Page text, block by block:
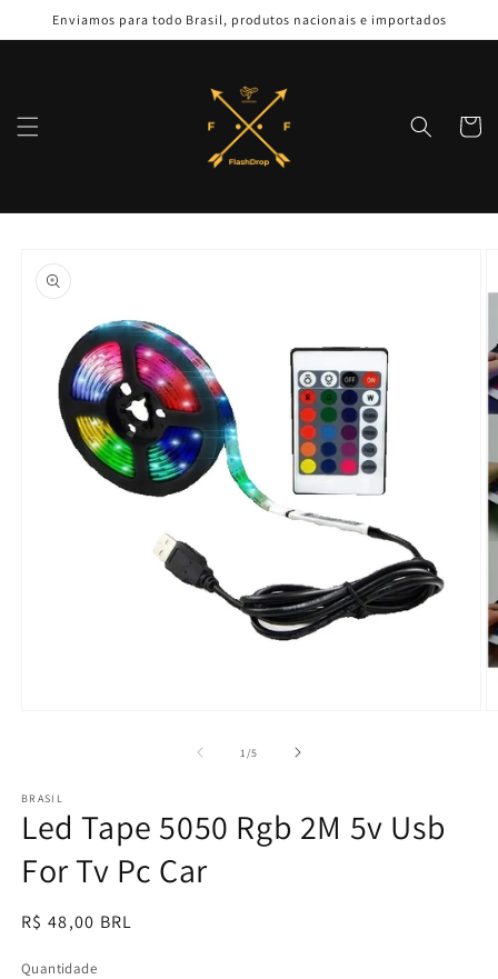
para o
conteúdo
Enviamos para todo Brasil, produtos nacionais e importados
informações
do produto
modal
1 /de
5
BRASIL
Led Tape 5050 Rgb 2M 5v Usb
For Tv Pc Car
Preço
R$ 48,00 BRL
Quantidade